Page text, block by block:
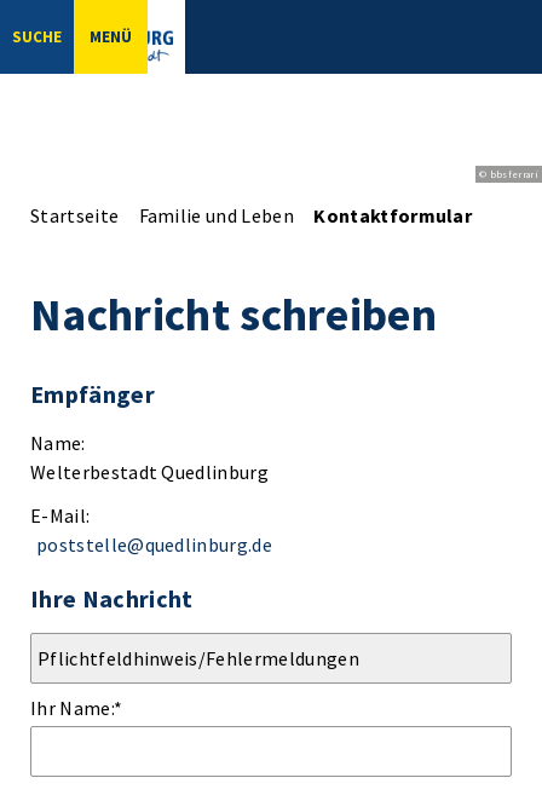
SUCHE MENÜ
© bbsferrari
Startseite Familie und Leben Kontaktformular
Nachricht schreiben
Empfänger
Name:
Welterbestadt Quedlinburg
E-Mail:
poststelle@quedlinburg.de
Ihre Nachricht
Ihr Name:*